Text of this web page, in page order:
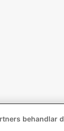
behandlar